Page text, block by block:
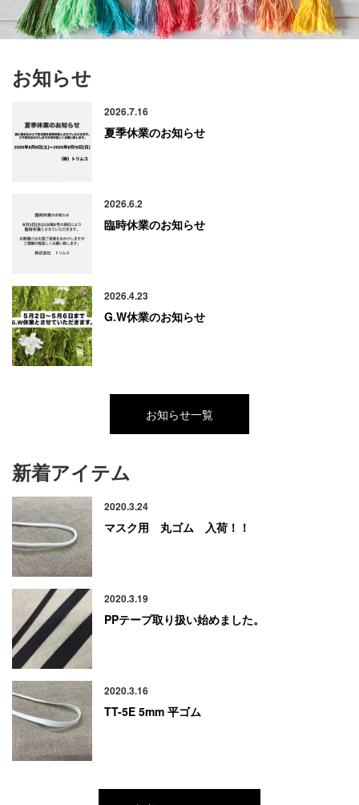
お知らせ
2026.7.16
夏季休業のお知らせ
2026.6.2
臨時休業のお知らせ
2026.4.23
G.W休業のお知らせ
お知らせ一覧
新着アイテム
2020.3.24
マスク用 丸ゴム 入荷！！
2020.3.19
PPテープ取り扱い始めました。
2020.3.16
TT-5E 5mm 平ゴム